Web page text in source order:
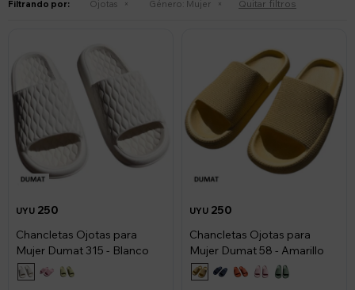
Filtrando por: Ojotas Género: Mujer Quitar filtros
UYU 250
Chancletas Ojotas para
Mujer Dumat 315 - Blanco
UYU 250
Chancletas Ojotas para
Mujer Dumat 58 - Amarillo